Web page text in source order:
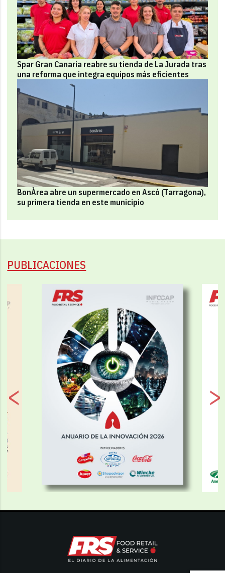
Spar Gran Canaria reabre su tienda de La Jurada tras
una reforma que integra equipos más eficientes
BonÀrea abre un supermercado en Ascó (Tarragona),
su primera tienda en este municipio
PUBLICACIONES